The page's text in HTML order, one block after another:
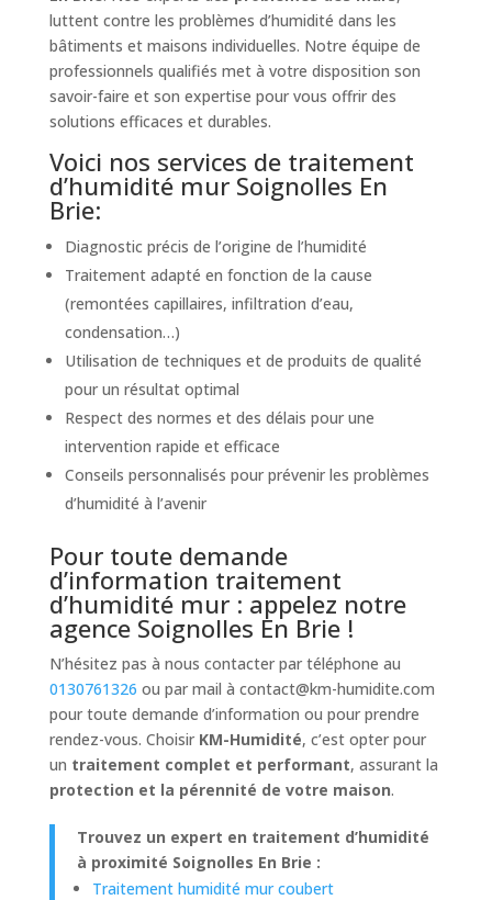
luttent contre les problèmes d’humidité dans les
bâtiments et maisons individuelles. Notre équipe de
professionnels qualifiés met à votre disposition son
savoir-faire et son expertise pour vous offrir des
solutions efficaces et durables.
Voici nos services de traitement
d’humidité mur Soignolles En
Brie:
Diagnostic précis de l’origine de l’humidité
Traitement adapté en fonction de la cause
(remontées capillaires, infiltration d’eau,
condensation…)
Utilisation de techniques et de produits de qualité
pour un résultat optimal
Respect des normes et des délais pour une
intervention rapide et efficace
Conseils personnalisés pour prévenir les problèmes
d’humidité à l’avenir
Pour toute demande
d’information traitement
d’humidité mur : appelez notre
agence Soignolles En Brie !
N’hésitez pas à nous contacter par téléphone au
0130761326 ou par mail à contact@km-humidite.com
pour toute demande d’information ou pour prendre
rendez-vous. Choisir KM-Humidité, c’est opter pour
un traitement complet et performant, assurant la
protection et la pérennité de votre maison.
Trouvez un expert en traitement d’humidité
à proximité Soignolles En Brie :
Traitement humidité mur coubert